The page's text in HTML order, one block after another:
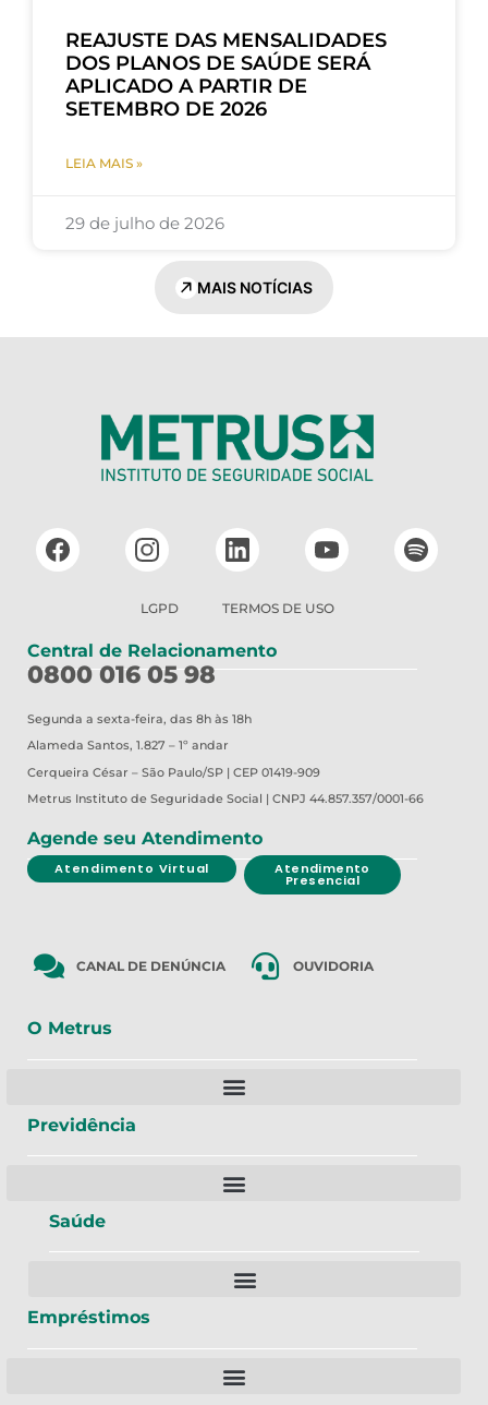
REAJUSTE DAS MENSALIDADES
DOS PLANOS DE SAÚDE SERÁ
APLICADO A PARTIR DE
SETEMBRO DE 2026
LEIA MAIS »
29 de julho de 2026
MAIS NOTÍCIAS
LGPD TERMOS DE USO
Central de Relacionamento
0800 016 05 98
Segunda a sexta-feira, das 8h às 18h
Alameda Santos, 1.827 – 1º andar
Cerqueira César – São Paulo/SP | CEP 01419-909
Metrus Instituto de Seguridade Social | CNPJ 44.857.357/0001-66
Agende seu Atendimento
Atendimento Virtual Atendimento
Presencial
CANAL DE DENÚNCIA OUVIDORIA
O Metrus
Previdência
Saúde
Empréstimos